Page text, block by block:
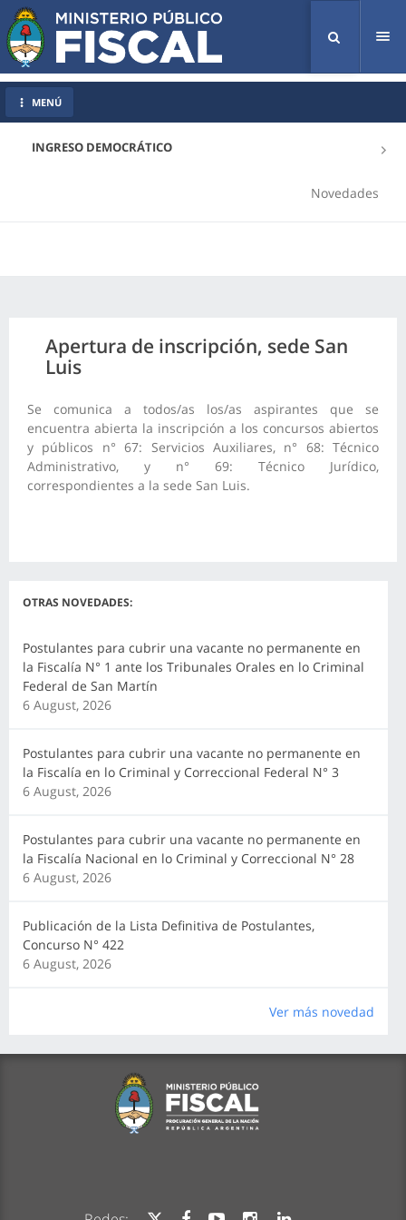
INGRESO DEMOCRÁTICO
Novedades
MENÚ
Apertura de inscripción, sede San
Luis
Se comunica a todos/as los/as aspirantes que se
encuentra abierta la inscripción a los concursos abiertos
y públicos n° 67: Servicios Auxiliares, n° 68: Técnico
Administrativo, y n° 69: Técnico Jurídico,
correspondientes a la sede San Luis.
OTRAS NOVEDADES:
Postulantes para cubrir una vacante no permanente en
la Fiscalía N° 1 ante los Tribunales Orales en lo Criminal
Federal de San Martín
6 August, 2026
Postulantes para cubrir una vacante no permanente en
la Fiscalía en lo Criminal y Correccional Federal N° 3
6 August, 2026
Postulantes para cubrir una vacante no permanente en
la Fiscalía Nacional en lo Criminal y Correccional N° 28
6 August, 2026
Publicación de la Lista Definitiva de Postulantes,
Concurso N° 422
6 August, 2026
Ver más novedad